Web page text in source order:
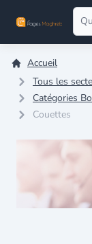
Accueil
Tous les
Catégories
Couettes